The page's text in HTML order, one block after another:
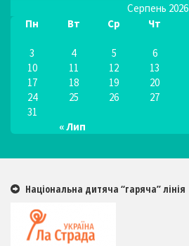
Серпень 2026
Пн
Вт Ср Чт
« Лип
3
4 5 6
10
11 12 13
17
18 19 20
24
25 26 27
31
Національна дитяча “гаряча” лінія